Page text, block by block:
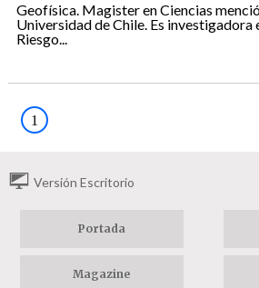
Geofísica. Magister en Ciencias
Universidad de Chile. Es investigadora
Riesgo...
1
Versión Escritorio
Portada
Magazine